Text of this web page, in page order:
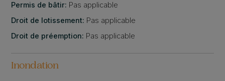
Permis de bâtir: Pas applicable
Droit de lotissement: Pas applicable
Droit de préemption: Pas applicable
Inondation